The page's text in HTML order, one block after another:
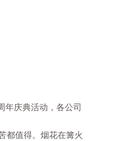
庆典活动，各公司
都值得。烟花在篝火